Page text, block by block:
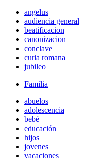
angelus
audiencia general
beatificacion
canonizacion
conclave
curia romana
jubileo
Familia
abuelos
adolescencia
bebé
educación
hijos
jovenes
vacaciones